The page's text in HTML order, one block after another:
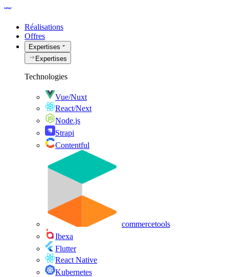
Réalisations
Offres
Expertises
Expertises
Technologies
Vue/Nuxt
React/Next
Node.js
Strapi
Contentful
commercetools
Ibexa
Flutter
React Native
Kubernetes